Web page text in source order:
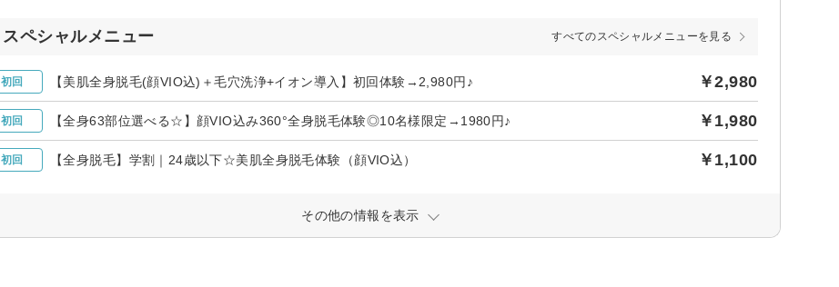
スペシャルメニュー すべてのスペシャルメニューを見る
初回 【美肌全身脱毛(顔VIO込)＋毛穴洗浄+イオン導入】初回体験→2,980円♪ ￥2,980
初回 【全身63部位選べる☆】顔VIO込み360°全身脱毛体験◎10名様限定→1980円♪ ￥1,980
初回 【全身脱毛】学割｜24歳以下☆美肌全身脱毛体験（顔VIO込） ￥1,100
その他の情報を表示